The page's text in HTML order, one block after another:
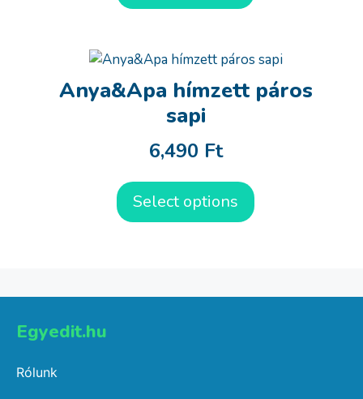
Anya&Apa hímzett páros
sapi
6,490 Ft
Select options
Egyedit.hu
Rólunk